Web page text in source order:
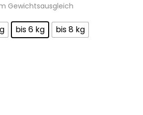
Gewichtsausgleich
bis 6 kg bis 8 kg